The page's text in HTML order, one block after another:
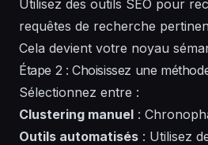
Utilisez des outils SEO pour
requêtes de recherche
Cela devient votre noyau
Étape 2 : Choisissez une
Sélectionnez entre :
Clustering manuel :
Outils automatisés : Utilisez